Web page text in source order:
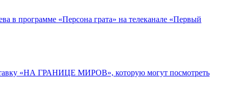
в программе «Персона грата» на телеканале «Первый
«НА ГРАНИЦЕ МИРОВ», которую могут посмотреть